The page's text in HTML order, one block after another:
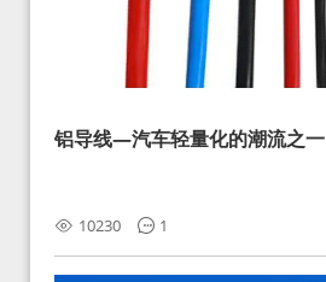
铝导线—汽车轻量化的潮流之一
10230 1